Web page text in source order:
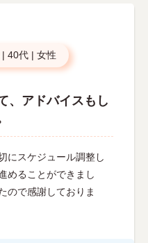
| 40代 | 女性
、アドバイスもし
にスケジュール調整し
めることができまし
ので感謝しておりま